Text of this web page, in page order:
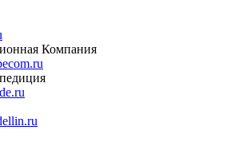
Компания